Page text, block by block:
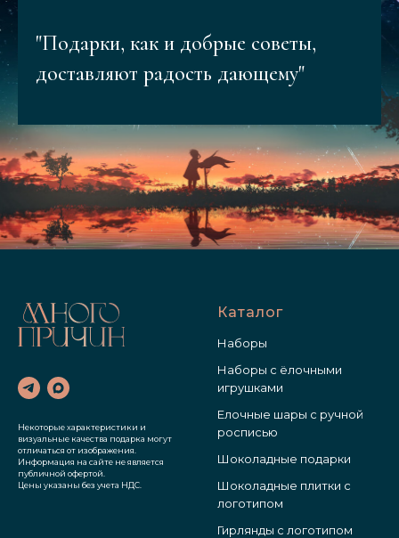
"Подарки, как и добрые советы,
доставляют радость дающему"
Некоторые характеристики и
визуальные качества подарка могут
отличаться от изображения.
Информация на сайте не является
публичной офертой.
Цены указаны без учета НДС.
Каталог
Наборы
Наборы с ёлочными
игрушками
Елочные шары с ручной
росписью
Шоколадные подарки
Шоколадные плитки с
логотипом
Гирлянды с логотипом